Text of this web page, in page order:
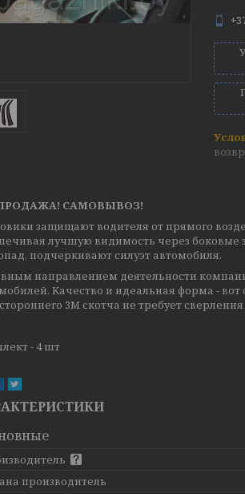
САМОВЫВОЗ!
защищают водителя от прямого
лучшую видимость через
подчеркивают силуэт автомобиля.
направлением деятельности
Качество и идеальная форма -
3M скотча не требует
- 4 шт
производитель